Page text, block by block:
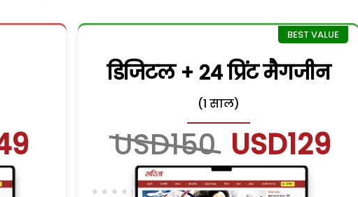
डिजिटल + 24 प्रिंट मैगजीन
(1 साल)
USD150 USD129